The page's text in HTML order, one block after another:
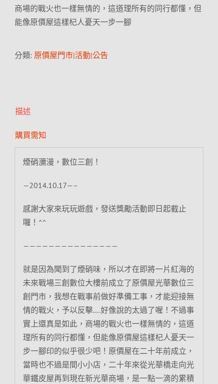
商場的戰火也一樣無情的，這道理所有的同行都懂，但
能像原價屋這樣杞人憂天一步一腳
分類: 原價屋門市|活動|公告
描述
購買需知
煙硝瀰漫，數位三創！
—2014.10.17—–
感謝大家來玩玩遊戲，發送獎勵活動即日起截止
囉！^^
———————————————
就是因為聞到了煙硝味，所以才在即將一片紅海的
未來戰場三創數位大樓前成立了原價屋光華數位三
創門市，我想在戰事前做好準備工事，才能迎接無
情的戰火，予以反擊….好像說的太過了喔！不過事
實上還真是如此，商場的戰火也一樣無情的，這道
理所有的同行都懂，但能像原價屋這樣杞人憂天一
步一腳印的似乎很少吧！原價屋在二十年前成立，
當時也不過是間小小店，二十年來從光華橋走向光
華鐵皮屋再到現在新光華商場，是一點一滴的累積